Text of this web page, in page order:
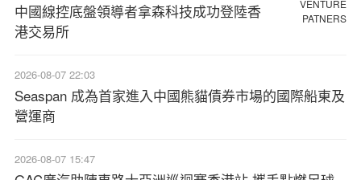
中國線控底盤領導者拿森科技成功登陸香
港交易所
2026-08-07 22:03
Seaspan 成為首家進入中國熊貓債券市場的國際船東及
營運商
2026-08-07 15:47